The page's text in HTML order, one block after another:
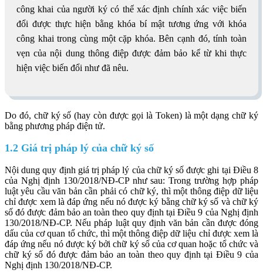
công khai của người ký có thể xác định chính xác việc biến
đổi được thực hiện bằng khóa bí mật tương ứng với khóa
công khai trong cùng một cặp khóa. Bên cạnh đó, tính toàn
vẹn của nội dung thông điệp được đảm bảo kể từ khi thực
hiện việc biến đổi như đã nêu.
Do đó, chữ ký số (hay còn được gọi là Token) là một dạng chữ ký
bằng phương pháp điện tử.
1.2 Giá trị pháp lý của chữ ký số
Nội dung quy định giá trị pháp lý của chữ ký số được ghi tại Điều 8
của Nghị định 130/2018/NĐ-CP như sau: Trong trường hợp pháp
luật yêu cầu văn bản cần phải có chữ ký, thì một thông điệp dữ liệu
chỉ được xem là đáp ứng nếu nó được ký bằng chữ ký số và chữ ký
số đó được đảm bảo an toàn theo quy định tại Điều 9 của Nghị định
130/2018/NĐ-CP. Nếu pháp luật quy định văn bản cần được đóng
dấu của cơ quan tổ chức, thì một thông điệp dữ liệu chỉ được xem là
đáp ứng nếu nó được ký bởi chữ ký số của cơ quan hoặc tổ chức và
chữ ký số đó được đảm bảo an toàn theo quy định tại Điều 9 của
Nghị định 130/2018/NĐ-CP.